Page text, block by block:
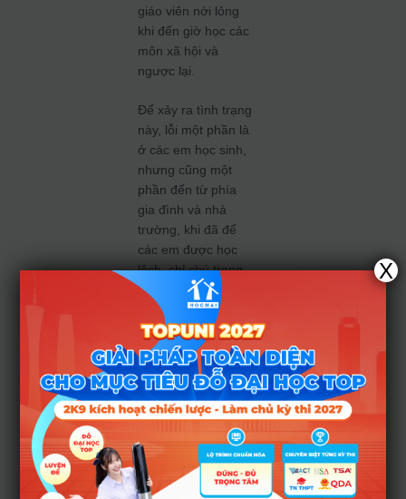
giáo viên nới lỏng
khi đến giờ học các
môn xã hội và
ngược lại.
Để xảy ra tình trạng
này, lỗi một phần là
ở các em học sinh,
nhưng cũng một
phần đến từ phía
gia đình và nhà
trường, khi đã để
các em được học
lệch, chỉ chú trọng
vào môn xét đại
học. Nhiều đơn vị
muốn tạo lợi thế
hơn trong việc đỗ
tốt nghiệp nên đã
“nới lỏng” việc cho
điểm trên lớp với
những môn khác.
Có những trường
hợp như học sinh B
ở ví dụ trên. Khi
X